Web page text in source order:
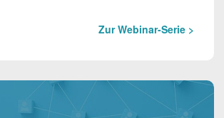
Zur Webinar-Serie >